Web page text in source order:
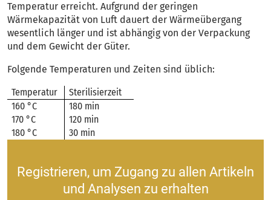
Temperatur erreicht. Aufgrund der geringen
Wärmekapazität von Luft dauert der Wärmeübergang
wesentlich länger und ist abhängig von der Verpackung
und dem Gewicht der Güter.
Folgende Temperaturen und Zeiten sind üblich:
Temperatur
Sterilisierzeit
160 °C
180 min
170 °C
120 min
180 °C
30 min
Registrieren, um Zugang zu allen Artikeln
und Analysen zu erhalten